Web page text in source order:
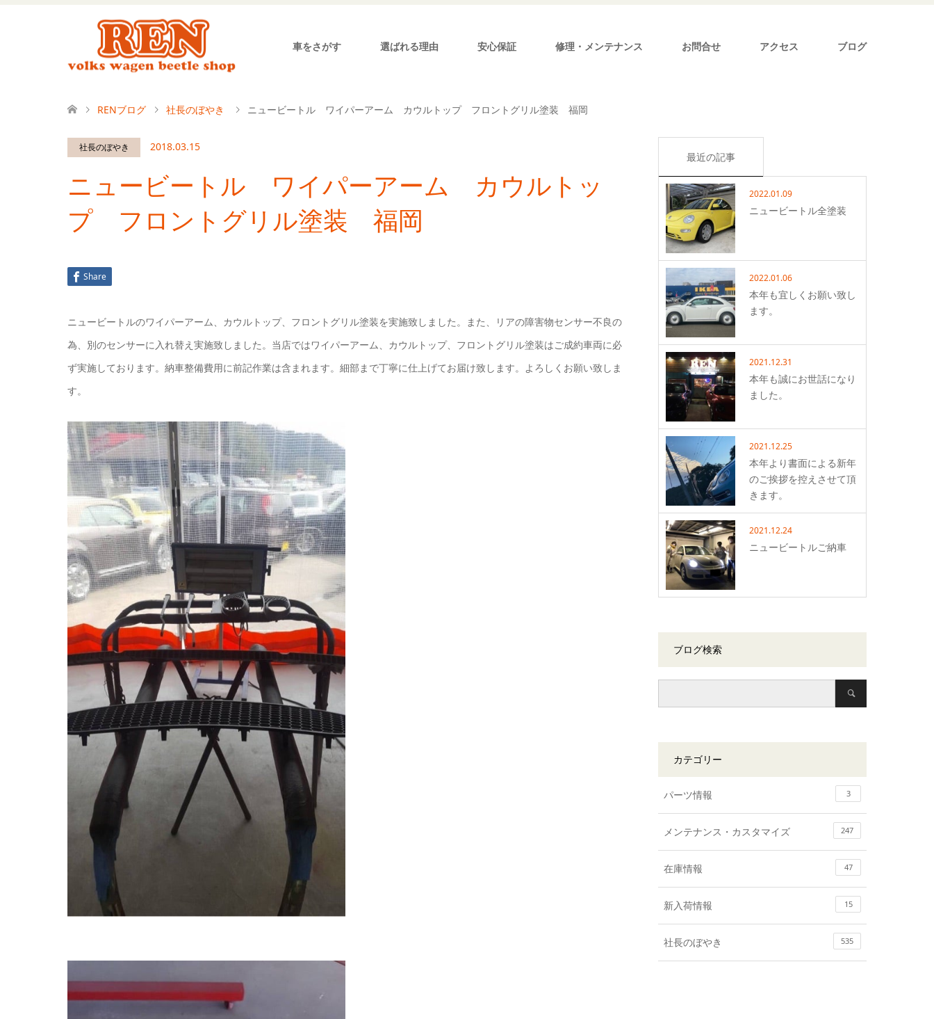
車をさがす 選ばれる理由 安心保証 修理・メンテナンス お問合せ アクセス ブログ
RENブログ 社長のぼやき ニュービートル ワイパーアーム カウルトップ フロントグリル塗装 福岡
社長のぼやき 2018.03.15
ニュービートル ワイパーアーム カウルトッ
プ フロントグリル塗装 福岡
Share
ニュービートルのワイパーアーム、カウルトップ、フロントグリル塗装を実施致しました。また、リアの障害物センサー不良の
為、別のセンサーに入れ替え実施致しました。当店ではワイパーアーム、カウルトップ、フロントグリル塗装はご成約車両に必
ず実施しております。納車整備費用に前記作業は含まれます。細部まで丁寧に仕上げてお届け致します。よろしくお願い致しま
す。
最近の記事
2022.01.09
ニュービートル全塗装
2022.01.06
本年も宜しくお願い致し
ます。
2021.12.31
本年も誠にお世話になり
ました。
2021.12.25
本年より書面による新年
のご挨拶を控えさせて頂
きます。
2021.12.24
ニュービートルご納車
ブログ検索
カテゴリー
パーツ情報 3
メンテナンス・カスタマイズ 247
在庫情報 47
新入荷情報 15
社長のぼやき 535